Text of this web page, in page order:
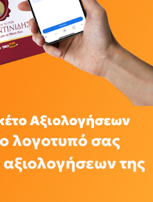
Αξιολογήσεων
λογοτυπό σας
της